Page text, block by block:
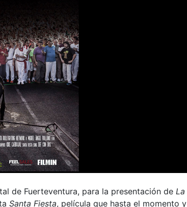
de Fuerteventura, para la presentación de La
Santa Fiesta, película que hasta el momento y